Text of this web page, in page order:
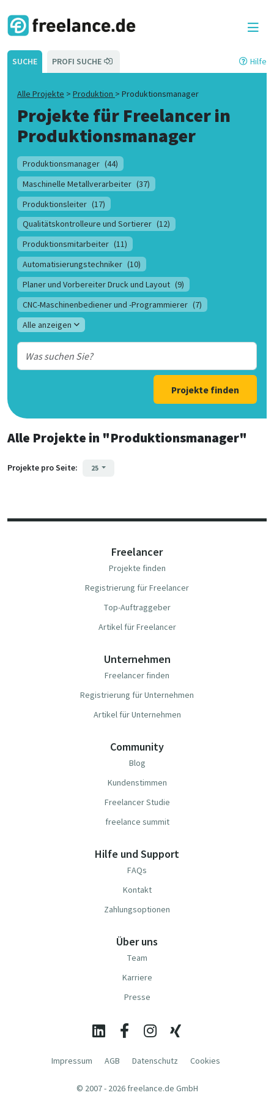
SUCHE PROFI SUCHE Hilfe
Alle Projekte > Produktion > Produktionsmanager
Projekte für Freelancer in
Produktionsmanager
Produktionsmanager (44)
Maschinelle Metallverarbeiter (37)
Produktionsleiter (17)
Qualitätskontrolleure und Sortierer (12)
Produktionsmitarbeiter (11)
Automatisierungstechniker (10)
Planer und Vorbereiter Druck und Layout (9)
CNC-Maschinenbediener und -Programmierer (7)
Alle anzeigen
Projekte finden
Alle Projekte in "Produktionsmanager"
Projekte pro Seite: 25
Freelancer
Projekte finden
Registrierung für Freelancer
Top-Auftraggeber
Artikel für Freelancer
Unternehmen
Freelancer finden
Registrierung für Unternehmen
Artikel für Unternehmen
Community
Blog
Kundenstimmen
Freelancer Studie
freelance summit
Hilfe und Support
FAQs
Kontakt
Zahlungsoptionen
Über uns
Team
Karriere
Presse
Impressum AGB Datenschutz Cookies
© 2007 - 2026 freelance.de GmbH